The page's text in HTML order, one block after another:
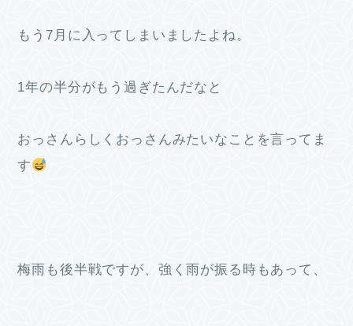
もう7月に入ってしまいましたよね。
1年の半分がもう過ぎたんだなと
おっさんらしくおっさんみたいなことを言ってま
す
梅雨も後半戦ですが、強く雨が振る時もあって、